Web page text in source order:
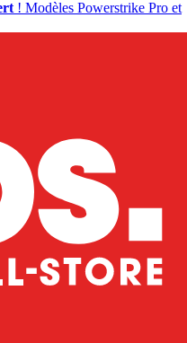
! Modèles Powerstrike Pro et